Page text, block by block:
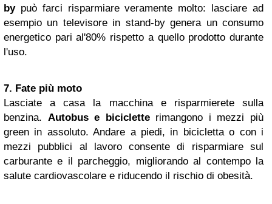
bypuò farci risparmiare veramente molto: lasciare ad
esempio un televisore in stand-by genera un consumo
energetico pari al'80% rispetto a quello prodotto durante
l'uso.
7. Fate più moto
Lasciate a casa la macchina e risparmierete sulla
benzina. Autobus e bicicletterimangono i mezzi più
green in assoluto. Andare a piedi, in bicicletta o con i
mezzi pubblici al lavoro consente di risparmiare sul
carburante e il parcheggio, migliorando al contempo la
salute cardiovascolare e riducendo il rischio di obesità.